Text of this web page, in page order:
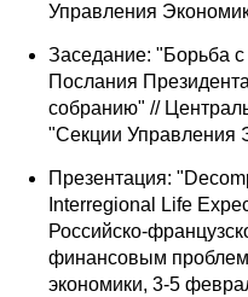
Управления
Заседание: "Борьба с
Послания
собранию" //
"Секции Управления
Презентация:
Interregional Life
Российско-
финансовым
экономики, 3-5